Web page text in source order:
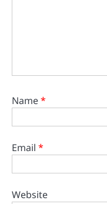
Name*
Email *
Website